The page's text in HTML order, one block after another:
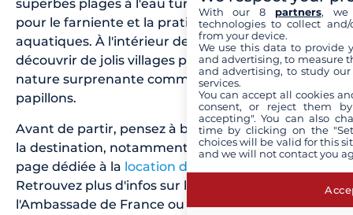
superbes plages à l'eau turquoise, appréciées
pour le farniente et la pratique des sports
aquatiques. À l'intérieur des terres, vous pourrez
découvrir de jolis villages pittoresques, et une
nature surprenante comme celle de la vallée des
papillons.
Avant de partir, pensez à bien vous informer sur
la destination, notamment en consultant notre
page dédiée à la location de bateau en Grèce
Retrouvez plus d'infos sur la Grèce sur le site de
l'Ambassade de France ou auprès des autres
With our 8 partners, we
technologies to collect
from your device.
We use this data to provide
and advertising, to measure
and advertising, to study
services.
You can accept all cookies
consent, or reject them
accepting". You can also
time by clicking on the
choices will be valid for this
and we will not contact you